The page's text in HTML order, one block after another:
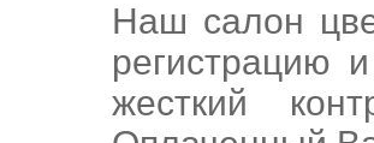
Наш салон
регистрацию
жесткий